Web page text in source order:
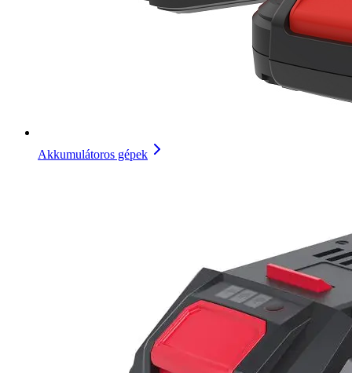
Akkumulátoros gépek